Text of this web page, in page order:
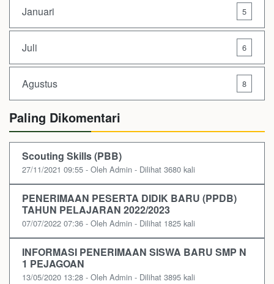
Januari 5
Juli 6
Agustus 8
Paling Dikomentari
Scouting Skills (PBB)
27/11/2021 09:55 - Oleh Admin - Dilihat 3680 kali
PENERIMAAN PESERTA DIDIK BARU (PPDB)
TAHUN PELAJARAN 2022/2023
07/07/2022 07:36 - Oleh Admin - Dilihat 1825 kali
INFORMASI PENERIMAAN SISWA BARU SMP N
1 PEJAGOAN
13/05/2020 13:28 - Oleh Admin - Dilihat 3895 kali